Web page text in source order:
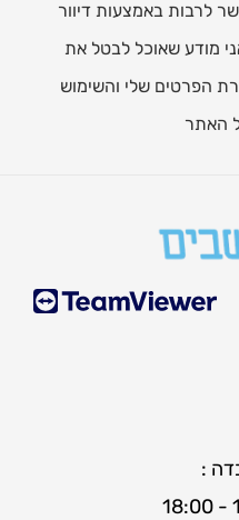
לרבות באמצעות דיוור
מודע שאוכל לבטל את
הפרטים שלי והשימוש
האתר
: